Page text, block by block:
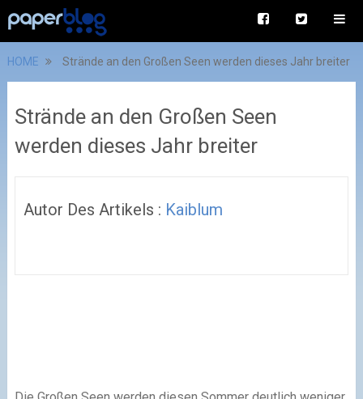
HOME Strände an den Großen Seen werden dieses Jahr breiter
Strände an den Großen Seen
werden dieses Jahr breiter
Autor Des Artikels : Kaiblum